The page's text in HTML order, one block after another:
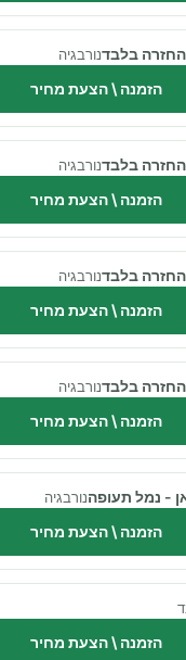
בלבדנורבגיה
הזמנה \ הצעת מחיר
בלבדנורבגיה
הזמנה \ הצעת מחיר
בלבדנורבגיה
הזמנה \ הצעת מחיר
בלבדנורבגיה
הזמנה \ הצעת מחיר
- נמל תעופהנורבגיה
הזמנה \ הצעת מחיר
הזמנה \ הצעת מחיר